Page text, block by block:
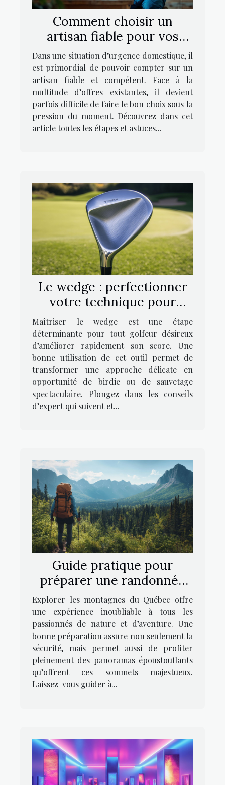
Comment choisir un
artisan fiable pour vos
urgences domestiques ?
Dans une situation d’urgence domestique, il
est primordial de pouvoir compter sur un
artisan fiable et compétent. Face à la
multitude d’offres existantes, il devient
parfois difficile de faire le bon choix sous la
pression du moment. Découvrez dans cet
article toutes les étapes et astuces...
Le wedge : perfectionner
votre technique pour
mieux scorer
Maîtriser le wedge est une étape
déterminante pour tout golfeur désireux
d’améliorer rapidement son score. Une
bonne utilisation de cet outil permet de
transformer une approche délicate en
opportunité de birdie ou de sauvetage
spectaculaire. Plongez dans les conseils
d’expert qui suivent et...
Guide pratique pour
préparer une randonnée
réussie dans les
montagnes du Québec
Explorer les montagnes du Québec offre
une expérience inoubliable à tous les
passionnés de nature et d’aventure. Une
bonne préparation assure non seulement la
sécurité, mais permet aussi de profiter
pleinement des panoramas époustouflants
qu’offrent ces sommets majestueux.
Laissez-vous guider à...